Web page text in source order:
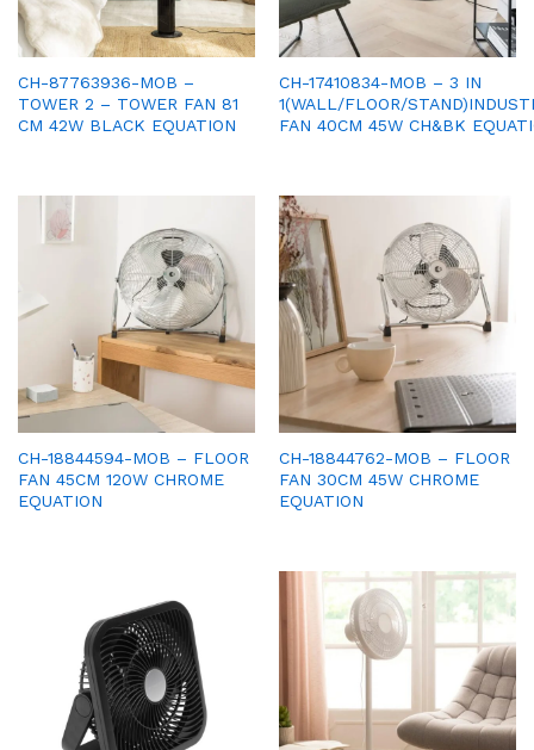
CH-87763936-MOB –
TOWER 2 – TOWER FAN 81
CM 42W BLACK EQUATION
CH-17410834-MOB – 3 IN
1(WALL/FLOOR/
FAN 40CM 45W CH&BK
CH-18844594-MOB – FLOOR
FAN 45CM 120W CHROME
EQUATION
CH-18844762-MOB – FLOOR
FAN 30CM 45W CHROME
EQUATION